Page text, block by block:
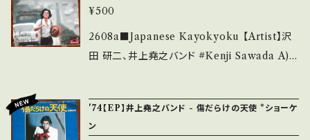
¥500
2608a■Japanese Kayokyoku 【Artist】沢
田 研二、井上堯之バンド #Kenji Sawada A)
th '75 HIT! A)作詞:阿久悠、作曲・編曲：大野
克夫 B)作詞：安井かずみ、作曲：加瀬邦彦 ■参
'74【EP】井上堯之バンド - 傷だらけの天使 *ショーケ
ン